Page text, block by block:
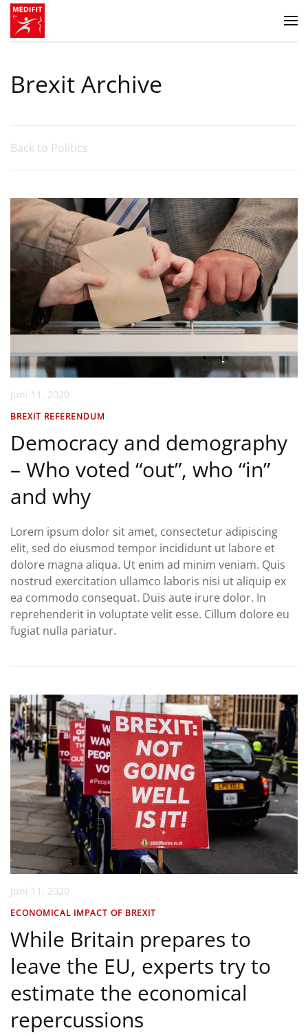
Zum Hauptinhalt springen
Brexit Archive
Back to Politics
Juni 11, 2020
BREXIT REFERENDUM
Democracy and demography
– Who voted “out”, who “in”
and why
Lorem ipsum dolor sit amet, consectetur adipiscing
elit, sed do eiusmod tempor incididunt ut labore et
dolore magna aliqua. Ut enim ad minim veniam. Quis
nostrud exercitation ullamco laboris nisi ut aliquip ex
ea commodo consequat. Duis aute irure dolor. In
reprehenderit in voluptate velit esse. Cillum dolore eu
fugiat nulla pariatur.
Juni 11, 2020
ECONOMICAL IMPACT OF BREXIT
While Britain prepares to
leave the EU, experts try to
estimate the economical
repercussions